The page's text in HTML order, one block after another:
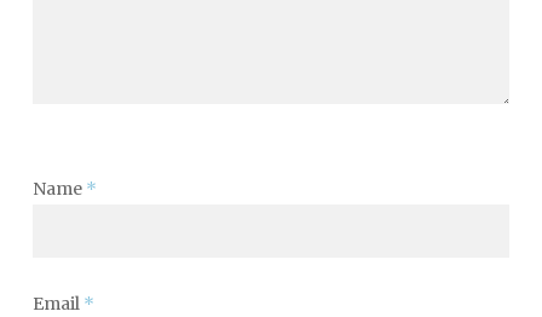
Name *
Email *